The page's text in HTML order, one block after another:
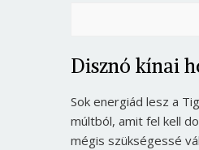
Disznó kínai
Sok energiád lesz a
múltból, amit fel kell
mégis szükségessé